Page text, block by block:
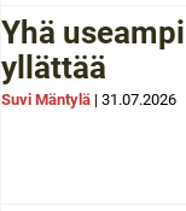
Yhä
yllättää
Suvi Mäntylä | 31.07.2026